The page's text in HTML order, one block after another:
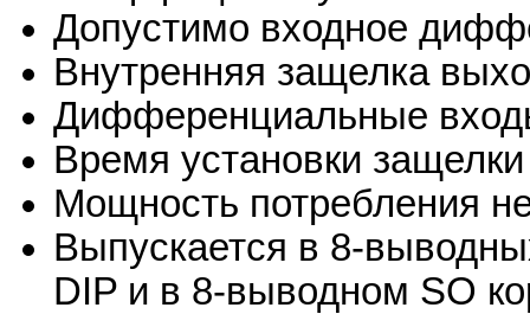
Допустимо входное
Внутренняя защелка
Дифференциальные
Время установки
Мощность потребления
Выпускается в 8-
DIP и в 8-выводном SO